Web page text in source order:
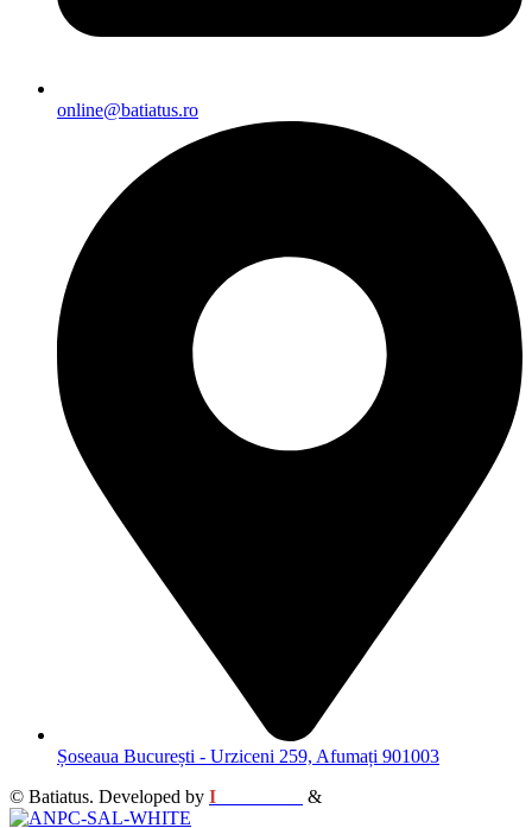
online@batiatus.ro
Șoseaua București - Urziceni 259, Afumați 901003
© Batiatus. Developed by I &